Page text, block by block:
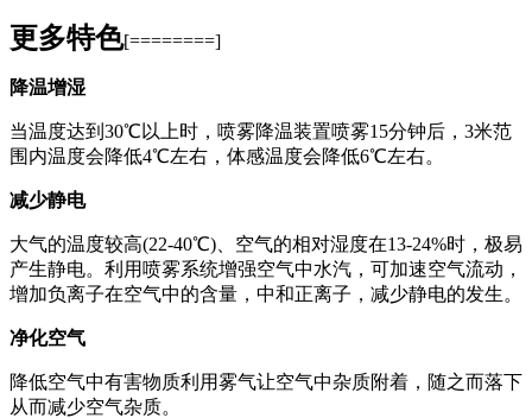
更多特色[========]
降温增湿
当温度达到30℃以上时，喷雾降温装置喷雾15分钟后，3米范
围内温度会降低4℃左右，体感温度会降低6℃左右。
减少静电
大气的温度较高(22-40℃)、空气的相对湿度在13-24%时，极易
产生静电。利用喷雾系统增强空气中水汽，可加速空气流动，
增加负离子在空气中的含量，中和正离子，减少静电的发生。
净化空气
降低空气中有害物质利用雾气让空气中杂质附着，随之而落下
从而减少空气杂质。